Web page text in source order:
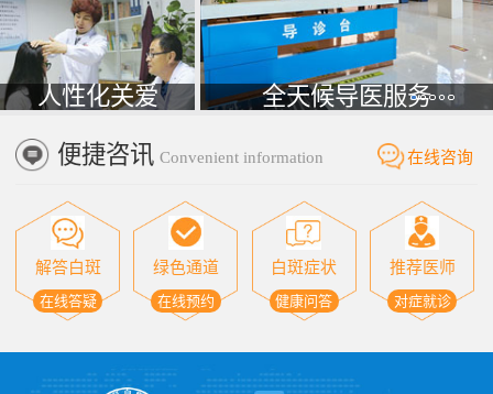
人性化关爱 全天候导医服务
便捷咨讯 Convenient information 在线咨询
解答白斑
在线答疑
绿色通道
在线预约
白斑症状
健康问答
推荐医师
对症就诊